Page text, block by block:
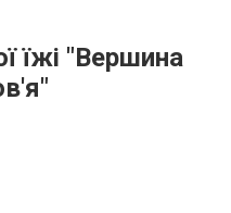
їжі "Вершина